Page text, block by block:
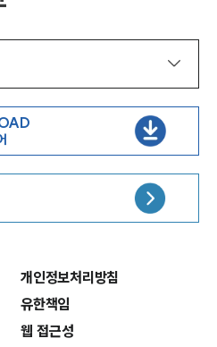
개인정보처리방침
유한책임
웹 접근성